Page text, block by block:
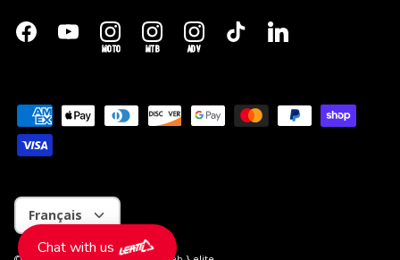
MOTO MTB ADV
Langue
Français
Chat with us